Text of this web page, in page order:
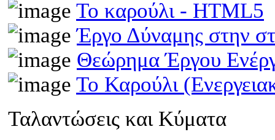
Το καρούλι - HTML5
Έργο Δύναμης στην
Θεώρημα Έργου
Το Καρούλι
Ταλαντώσεις και Κύματα